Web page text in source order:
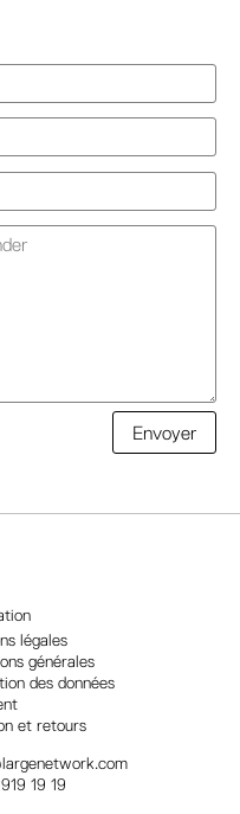
Envoyer
légales
générales
des données
et retours
19 19